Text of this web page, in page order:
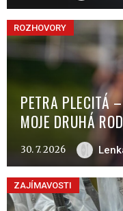
ROZHOVORY
PETRA PLECITÁ
MOJE DRUHÁ
30. 7. 2026
ZAJÍMAVOSTI